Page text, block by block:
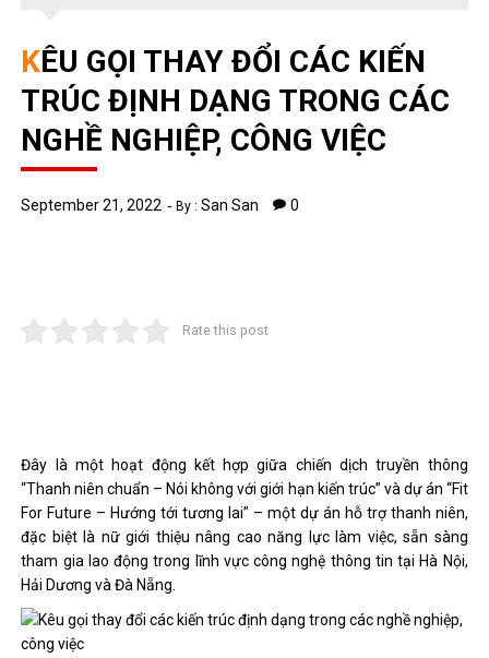
KÊU GỌI THAY ĐỔI CÁC KIẾN ​​
TRÚC ĐỊNH DẠNG TRONG CÁC
NGHỀ NGHIỆP, CÔNG VIỆC
September 21, 2022 By :San San 0
Rate this post
Đây là một hoạt động kết hợp giữa chiến dịch truyền thông
“Thanh niên chuẩn – Nói không với giới hạn kiến ​​trúc” và dự án “Fit
For Future – Hướng tới tương lai” – một dự án hỗ trợ thanh niên,
đặc biệt là nữ giới thiệu nâng cao năng lực làm việc, sẵn sàng
tham gia lao động trong lĩnh vực công nghệ thông tin tại Hà Nội,
Hải Dương và Đà Nẵng.